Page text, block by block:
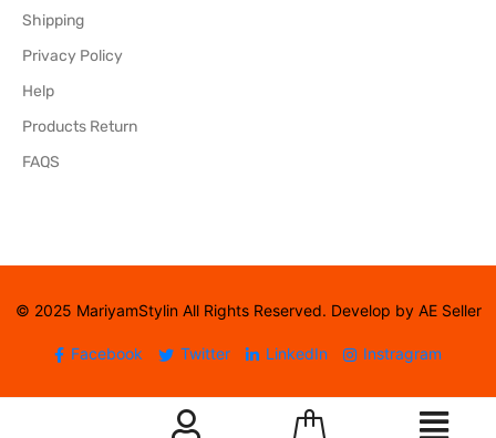
Shipping
Privacy Policy
Help
Products Return
FAQS
© 2025 MariyamStylin All Rights Reserved. Develop by AE Seller
Facebook Twitter LinkedIn Instragram